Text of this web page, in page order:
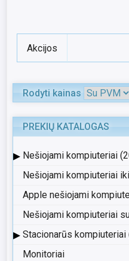
Akcijos
Rodyti kainas
PREKIŲ KATALOGAS
▸ Nešiojami kompiuteriai
Nešiojami kompiuteriai
Apple nešiojami
Nešiojami kompiuteriai
▸ Stacionarūs kompiuteriai
Monitoriai